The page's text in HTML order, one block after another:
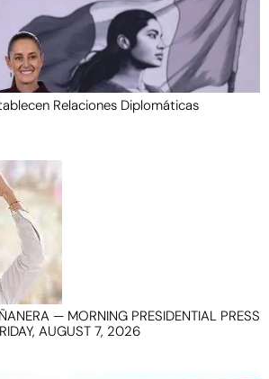
Relaciones Diplomáticas
— MORNING PRESIDENTIAL PRESS
AUGUST 7, 2026